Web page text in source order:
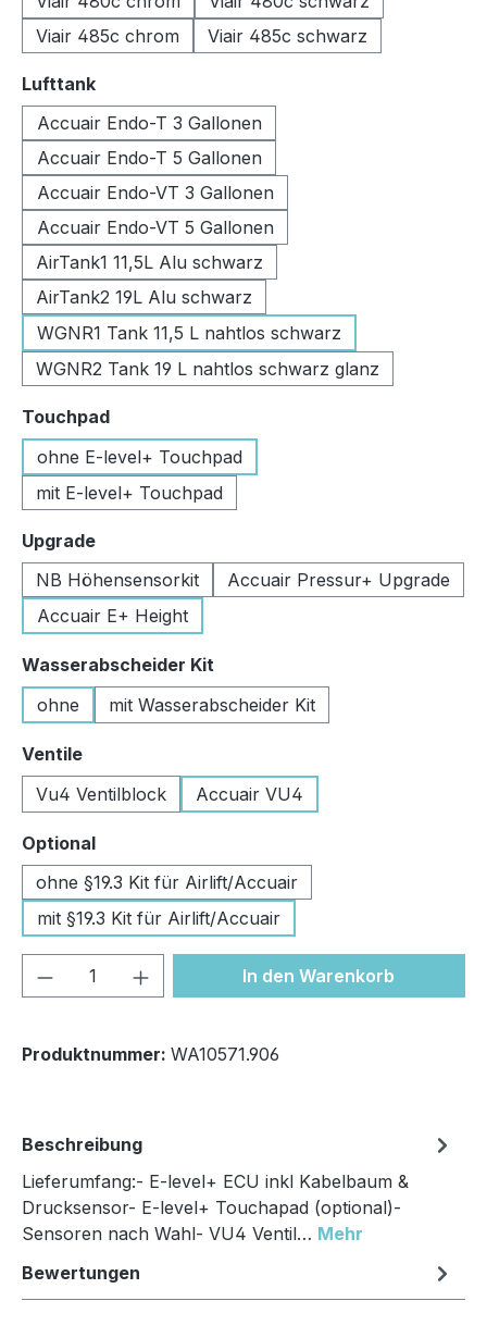
Viair 485c chrom
Viair 485c schwarz
Lufttankauswählen
Accuair Endo-T 3 Gallonen
Accuair Endo-T 5 Gallonen
Accuair Endo-VT 3 Gallonen
Accuair Endo-VT 5 Gallonen
AirTank1 11,5L Alu schwarz
AirTank2 19L Alu schwarz
WGNR1 Tank 11,5 L nahtlos schwarz
WGNR2 Tank 19 L nahtlos schwarz glanz
Touchpadauswählen
ohne E-level+ Touchpad
mit E-level+ Touchpad
Upgradeauswählen
NB Höhensensorkit
Accuair Pressur+ Upgrade
Accuair E+ Height
Wasserabscheider Kit
ohne
mit Wasserabscheider Kit
Ventileauswählen
Vu4 Ventilblock
Accuair VU4
Optionalauswählen
ohne §19.3 Kit für Airlift/Accuair
mit §19.3 Kit für Airlift/Accuair
Produkt Anzahl: Gib denIn den Warenkorb
Produktnummer: WA10571.906
Beschreibung
Lieferumfang:- E-level+ ECU inkl Kabelbaum &
Drucksensor- E-level+ Touchapad (optional)-
Sensoren nach Wahl- VU4 Ventil… Mehr
Bewertungen